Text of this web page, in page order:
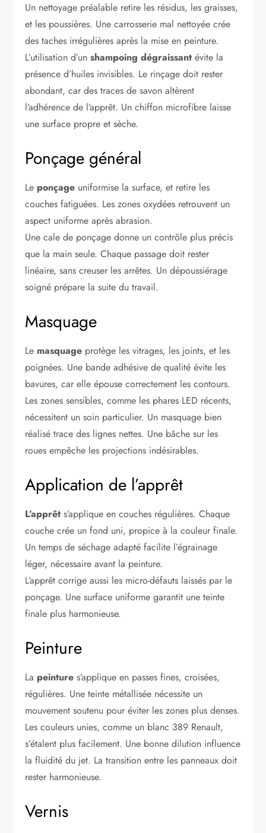
Un nettoyage préalable retire les résidus, les graisses,
et les poussières. Une carrosserie mal nettoyée crée
des taches irrégulières après la mise en peinture.
L’utilisation d’unshampoing dégraissant évite la
présence d’huiles invisibles. Le rinçage doit rester
abondant, car des traces de savon altèrent
l’adhérence de l’apprêt. Un chiffon microfibre laisse
une surface propre et sèche.
Ponçage général
Le ponçage uniformise la surface, et retire les
couches fatiguées. Les zones oxydées retrouvent un
aspect uniforme après abrasion.
Une cale de ponçage donne un contrôle plus précis
que la main seule. Chaque passage doit rester
linéaire, sans creuser les arrêtes. Un dépoussiérage
soigné prépare la suite du travail.
Masquage
Le masquage protège les vitrages, les joints, et les
poignées. Une bande adhésive de qualité évite les
bavures, car elle épouse correctement les contours.
Les zones sensibles, comme les phares LED récents,
nécessitent un soin particulier. Un masquage bien
réalisé trace des lignes nettes. Une bâche sur les
roues empêche les projections indésirables.
Application de l’apprêt
L’apprêt s’applique en couches régulières. Chaque
couche crée un fond uni, propice à la couleur finale.
Un temps de séchage adapté facilite l’égrainage
léger, nécessaire avant la peinture.
L’apprêt corrige aussi les micro-défauts laissés par le
ponçage. Une surface uniforme garantit une teinte
finale plus harmonieuse.
Peinture
La peinture s’applique en passes fines, croisées,
régulières. Une teinte métallisée nécessite un
mouvement soutenu pour éviter les zones plus denses.
Les couleurs unies, comme un blanc 389 Renault,
s’étalent plus facilement. Une bonne dilution influence
la fluidité du jet. La transition entre les panneaux doit
rester harmonieuse.
Vernis